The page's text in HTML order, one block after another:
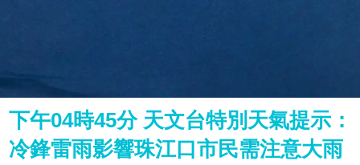
下午04時45分 天文台特別天氣提示：
冷鋒雷雨影響珠江口市民需注意大雨